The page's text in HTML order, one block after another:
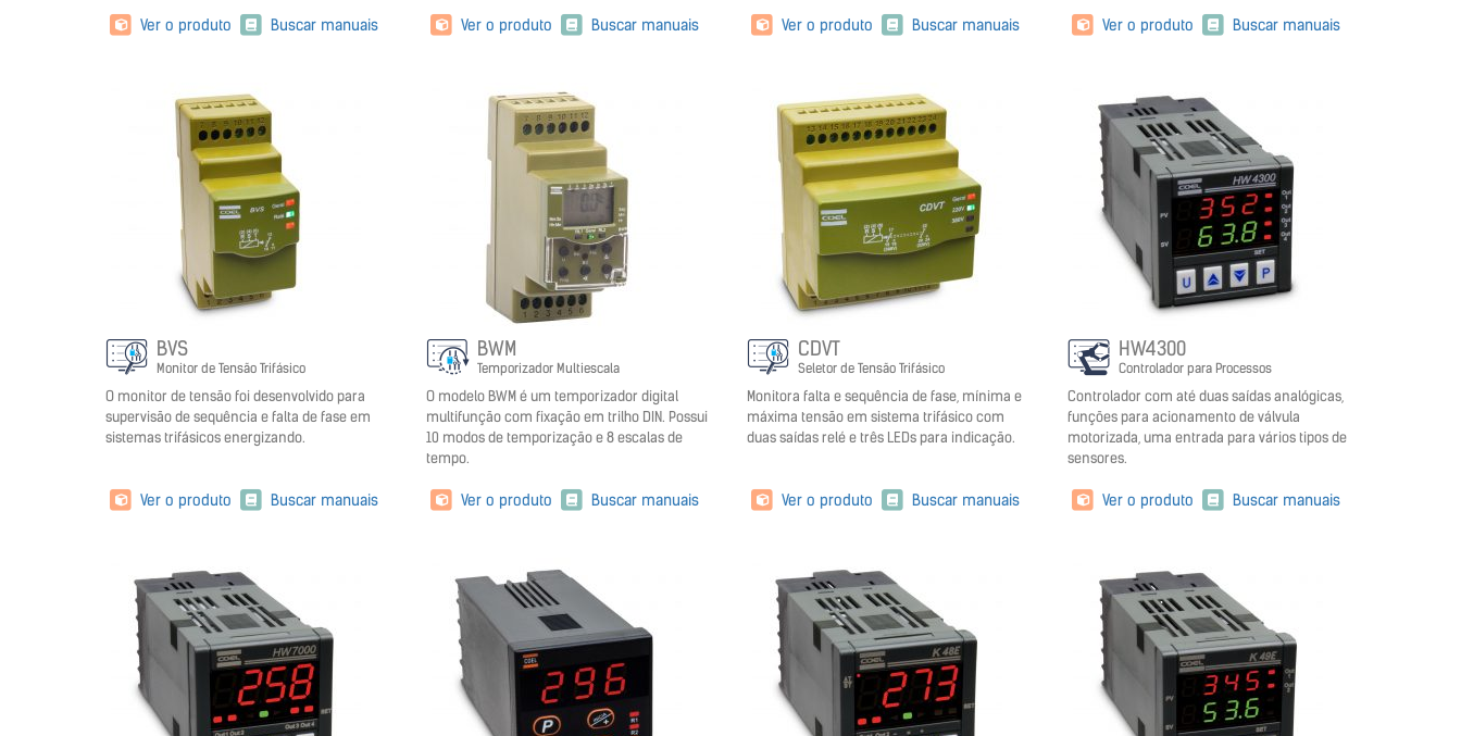
Ver o produto Buscar manuais Ver o produto Buscar manuais Ver o produto Buscar manuais Ver o produto Buscar manuais
BVS
Monitor de Tensão Trifásico
O monitor de tensão foi desenvolvido para
supervisão de sequência e falta de fase em
sistemas trifásicos energizando.
Ver o produto Buscar manuais
BWM
Temporizador Multiescala
O modelo BWM é um temporizador digital
multifunção com fixação em trilho DIN. Possui
10 modos de temporização e 8 escalas de
tempo.
Ver o produto Buscar manuais
CDVT
Seletor de Tensão Trifásico
Monitora falta e sequência de fase, mínima e
máxima tensão em sistema trifásico com
duas saídas relé e três LEDs para indicação.
Ver o produto Buscar manuais
HW4300
Controlador para Processos
Controlador com até duas saídas analógicas,
funções para acionamento de válvula
motorizada, uma entrada para vários tipos de
sensores.
Ver o produto Buscar manuais